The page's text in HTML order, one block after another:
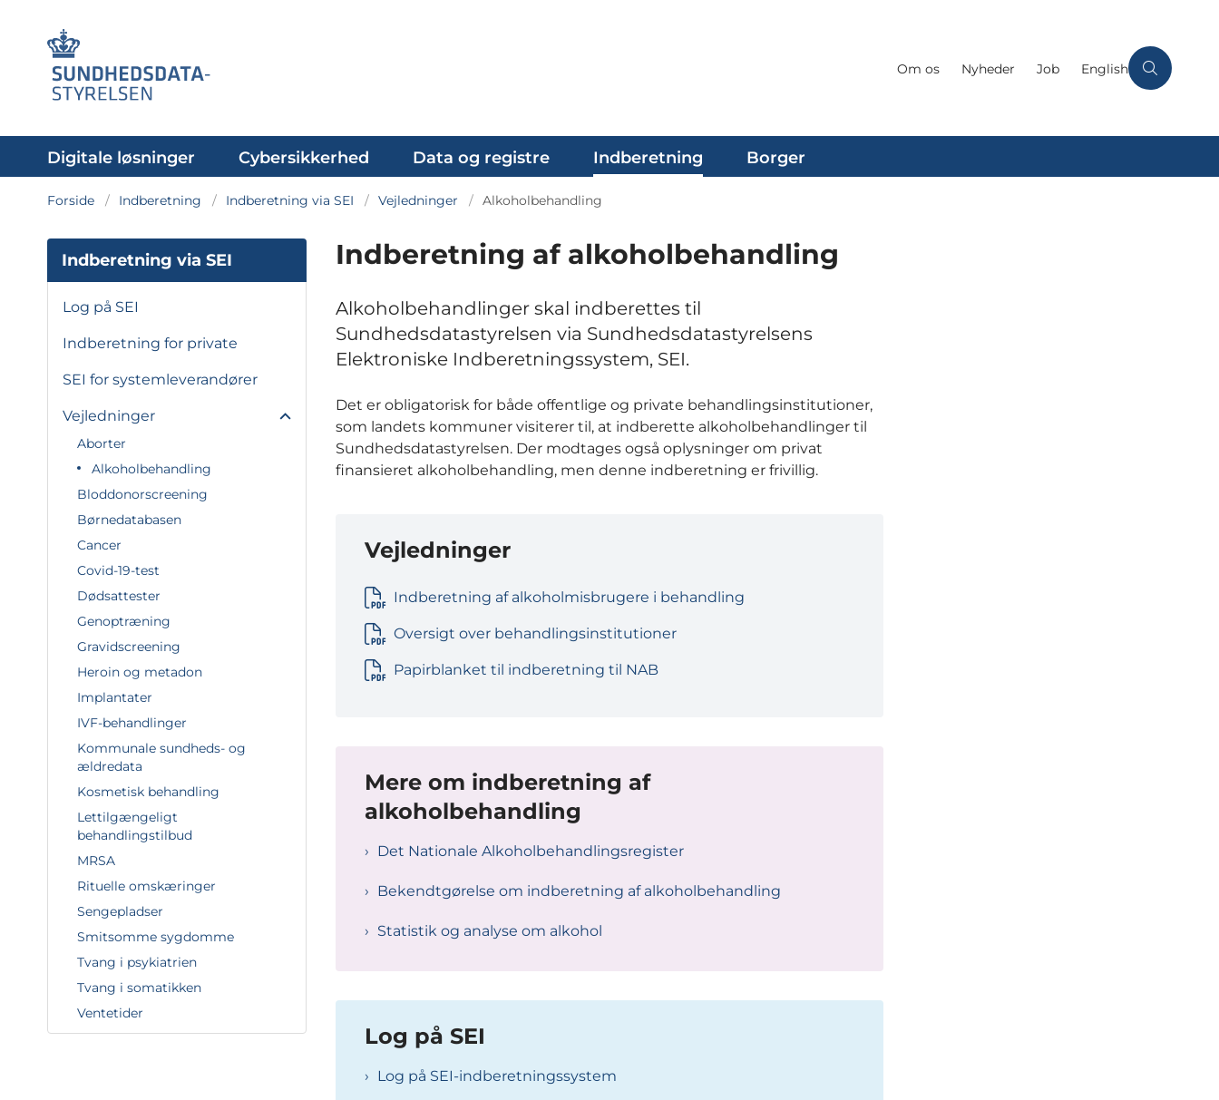
Om os Nyheder Job English
Digitale løsninger Cybersikkerhed Data og registre Indberetning Borger
Forside Indberetning Indberetning via SEI Vejledninger Alkoholbehandling
Indberetning via SEI
Log på SEI
Indberetning for private
SEI for systemleverandører
Vejledninger
Aborter
Alkoholbehandling
Bloddonorscreening
Børnedatabasen
Cancer
Covid-19-test
Dødsattester
Genoptræning
Gravidscreening
Heroin og metadon
Implantater
IVF-behandlinger
Kommunale sundheds- og
ældredata
Kosmetisk behandling
Lettilgængeligt
behandlingstilbud
MRSA
Rituelle omskæringer
Sengepladser
Smitsomme sygdomme
Tvang i psykiatrien
Tvang i somatikken
Ventetider
Indberetning af alkoholbehandling
Alkoholbehandlinger skal indberettes til
Sundhedsdatastyrelsen via Sundhedsdatastyrelsens
Elektroniske Indberetningssystem, SEI.
Det er obligatorisk for både offentlige og private behandlingsinstitutioner,
som landets kommuner visiterer til, at indberette alkoholbehandlinger til
Sundhedsdatastyrelsen. Der modtages også oplysninger om privat
finansieret alkoholbehandling, men denne indberetning er frivillig.
Vejledninger
Indberetning af alkoholmisbrugere i behandling
Oversigt over behandlingsinstitutioner
Papirblanket til indberetning til NAB
Mere om indberetning af
alkoholbehandling
Det Nationale Alkoholbehandlingsregister
Bekendtgørelse om indberetning af alkoholbehandling
Statistik og analyse om alkohol
Log på SEI
Log på SEI-indberetningssystem